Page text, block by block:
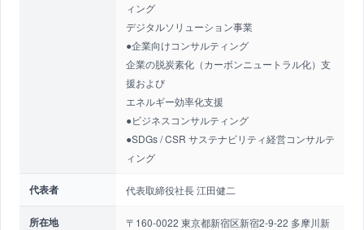
ィング
デジタルソリューション事業
●企業向けコンサルティング
企業の脱炭素化（カーボンニュートラル化）支
援および
エネルギー効率化支援
●ビジネスコンサルティング
●SDGs / CSR サステナビリティ経営コンサルテ
ィング
代表者 代表取締役社長 江田健二
所在地
〒160-0022 東京都新宿区新宿2-9-22 多摩川新